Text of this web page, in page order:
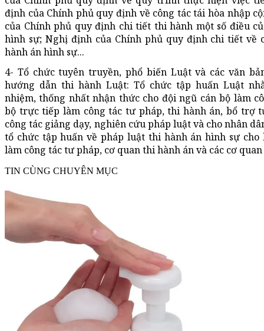
định của Chính phủ quy định về công tác tái hòa nhập
của Chính phủ quy định chi tiết thi hành một số điều
hình sự; Nghị định của Chính phủ quy định chi tiết về
hành án hình sự...
4- Tổ chức tuyên truyền, phổ biến Luật và các văn
hướng dẫn thi hành Luật: Tổ chức tập huấn Luật
nhiệm, thống nhất nhận thức cho đội ngũ cán bộ làm
bộ trực tiếp làm công tác tư pháp, thi hành án, bổ trợ
công tác giảng dạy, nghiên cứu pháp luật và cho nhân
tổ chức tập huấn về pháp luật thi hành án hình sự
làm công tác tư pháp, cơ quan thi hành án và các cơ
TIN CÙNG CHUYÊN MỤC